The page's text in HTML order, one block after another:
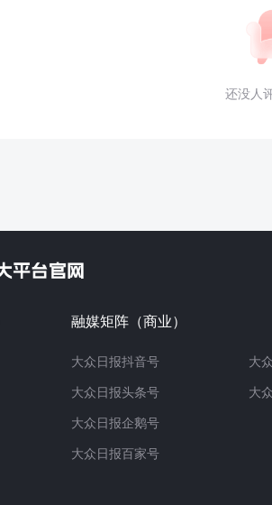
还没人
融媒矩阵（商业）
大众日报抖音号
大众日报头条号
大众日报企鹅号
大众日报百家号
大
大